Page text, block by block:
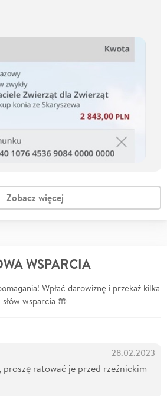
Zobacz więcej
WSPARCIA
Wpłać darowiznę i przekaż kilka
słów wsparcia 🤲
28.02.2023
ratować je przed rzeźnickim